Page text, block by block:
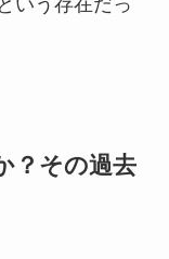
いう存在だっ
？その過去